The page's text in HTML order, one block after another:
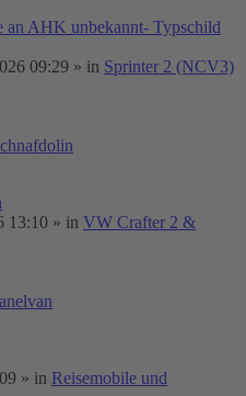
an AHK unbekannt- Typschild
09:29 » in Sprinter 2 (NCV3)
13:10 » in VW Crafter 2 &
» in Reisemobile und